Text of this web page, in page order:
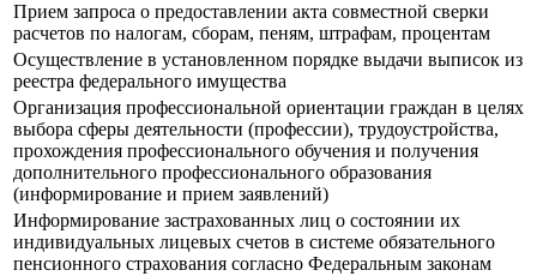
Прием запроса о предоставлении акта совместной сверки
расчетов по налогам, сборам, пеням, штрафам, процентам
Осуществление в установленном порядке выдачи выписок из
реестра федерального имущества
Организация профессиональной ориентации граждан в целях
выбора сферы деятельности (профессии), трудоустройства,
прохождения профессионального обучения и получения
дополнительного профессионального образования
(информирование и прием заявлений)
Информирование застрахованных лиц о состоянии их
индивидуальных лицевых счетов в системе обязательного
пенсионного страхования согласно Федеральным законам